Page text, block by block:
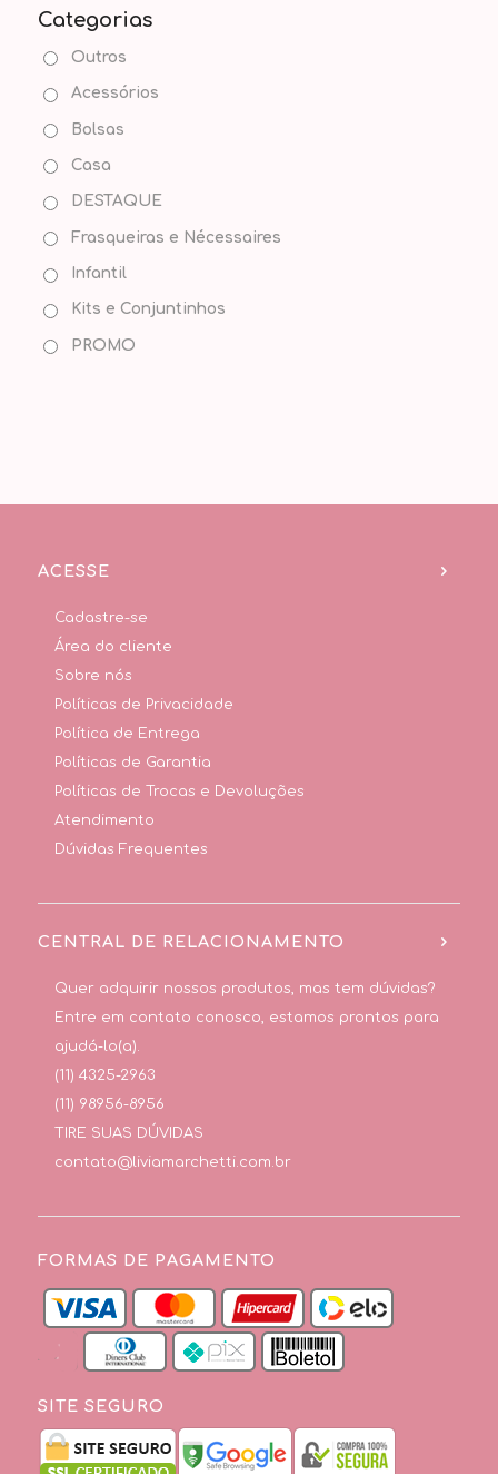
Categorias
Outros
Acessórios
Bolsas
Casa
DESTAQUE
Frasqueiras e Nécessaires
Infantil
Kits e Conjuntinhos
PROMO
ACESSE
Cadastre-se
Área do cliente
Sobre nós
Políticas de Privacidade
Política de Entrega
Políticas de Garantia
Políticas de Trocas e Devoluções
Atendimento
Dúvidas Frequentes
CENTRAL DE RELACIONAMENTO
Quer adquirir nossos produtos, mas tem dúvidas?
Entre em contato conosco, estamos prontos para
ajudá-lo(a).
(11) 4325-2963
(11) 98956-8956
TIRE SUAS DÚVIDAS
contato@liviamarchetti.com.br
FORMAS DE PAGAMENTO
SITE SEGURO